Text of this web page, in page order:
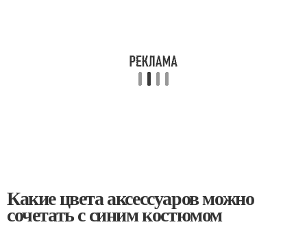
Какие цвета аксессуаров можно
сочетать с синим костюмом